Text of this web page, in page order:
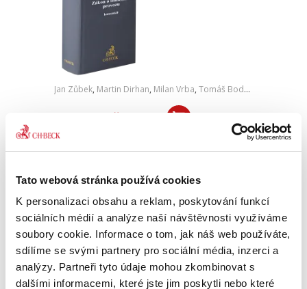
Tato webová stránka používá cookies
K personalizaci obsahu a reklam, poskytování funkcí
sociálních médií a analýze naší návštěvnosti využíváme
soubory cookie. Informace o tom, jak náš web používáte,
sdílíme se svými partnery pro sociální média, inzerci a
analýzy. Partneři tyto údaje mohou zkombinovat s
dalšími informacemi, které jste jim poskytli nebo které
Jan Zůbek, Martin Dirhan, Milan Vrba, Tomáš Bodnar
2 290,00 Kč
komunikacích a o změnách některých zákonů
(zákona o silničním provozu), který...
Stavební zákon.
Komentář (2
svazky)